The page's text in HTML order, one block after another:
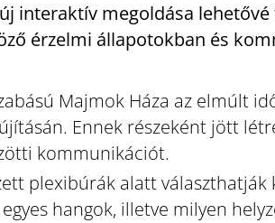
interaktív megoldása
érzelmi állapotokban és
Majmok Háza az elmúlt
Ennek részeként jött
kommunikációt.
plexibúrák alatt
hangok, illetve milyen